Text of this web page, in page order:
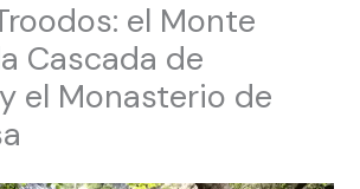
el Monte
Cascada de
el Monasterio de